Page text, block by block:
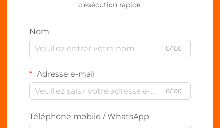
d’exécution rapide.
Nom
0/100
Adresse e-mail
0/100
Téléphone mobile / WhatsApp